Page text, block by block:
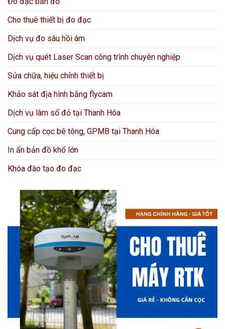
Cho thuê thiết bị đo đạc
Dịch vụ đo sâu hồi âm
Dịch vụ quét Laser Scan công trình chuyên nghiệp
Sửa chữa, hiệu chỉnh thiết bị
Khảo sát địa hình bằng flycam
Dịch vụ làm sổ đỏ tại Thanh Hóa
Cung cấp cọc bê tông, GPMB tại Thanh Hóa
In ấn bản đồ khổ lớn
Khóa đào tạo đo đạc